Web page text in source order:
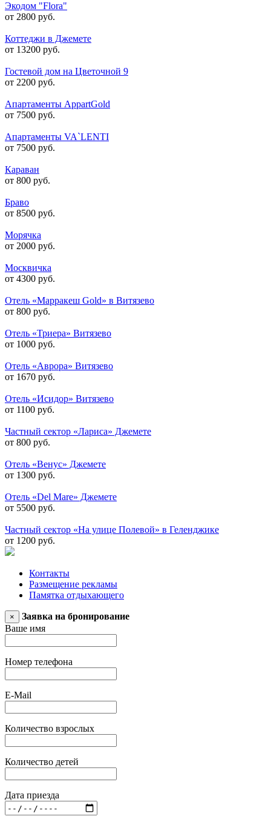
Экодом "Flora"
от 2800 руб.
Коттеджи в Джемете
от 13200 руб.
Гостевой дом на Цветочной 9
от 2200 руб.
Апартаменты AppartGold
от 7500 руб.
Апартаменты VA`LENTI
от 7500 руб.
Караван
от 800 руб.
Браво
от 8500 руб.
Морячка
от 2000 руб.
Москвичка
от 4300 руб.
Отель «Марракеш Gold» в Витязево
от 800 руб.
Отель «Триера» Витязево
от 1000 руб.
Отель «Аврора» Витязево
от 1670 руб.
Отель «Исидор» Витязево
от 1100 руб.
Частный сектор «Лариса» Джемете
от 800 руб.
Отель «Венус» Джемете
от 1300 руб.
Отель «Del Mare» Джемете
от 5500 руб.
Частный сектор «На улице Полевой» в Геленджике
от 1200 руб.
Контакты
Размещение рекламы
Памятка отдыхающего
×
Заявка на бронирование
Ваше имя
Номер телефона
E-Mail
Количество взрослых
Количество детей
Дата приезда